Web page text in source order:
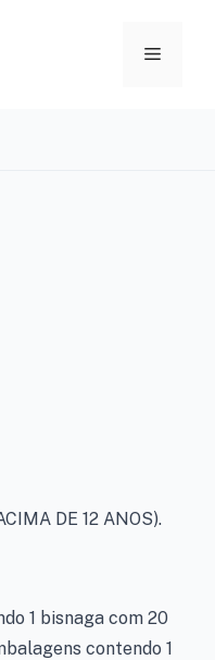
Menu
DE 12 ANOS).
1 bisnaga com 20
contendo 1